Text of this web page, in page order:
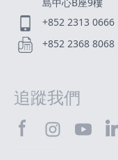
+852 2313 0666
+852 2368 8068
追蹤我們